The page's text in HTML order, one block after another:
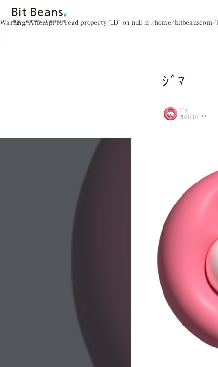
東京・新宿のWEB制作会社
Warning: Attempt to read property "ID" on null in /home/bitbeanscom/
ｼﾞﾏ
ｼﾞﾏ
2020.07.22